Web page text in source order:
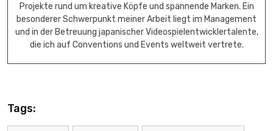
Projekte rund um kreative Köpfe und spannende Marken. Ein
besonderer Schwerpunkt meiner Arbeit liegt im Management
und in der Betreuung japanischer Videospielentwicklertalente,
die ich auf Conventions und Events weltweit vertrete.
Tags: